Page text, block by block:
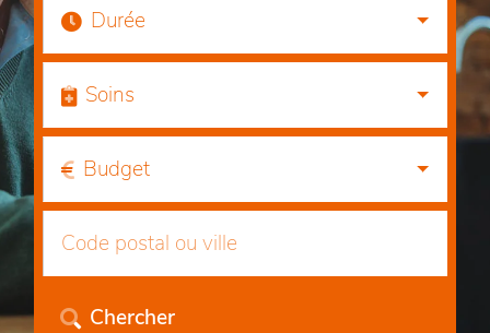
Durée
Soins
Budget
Chercher